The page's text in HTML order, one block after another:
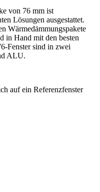
von 76 mm ist
Lösungen ausgestattet.
Wärmedämmungspakete
in Hand mit den besten
Fenster sind in zwei
ALU.
auf ein Referenzfenster